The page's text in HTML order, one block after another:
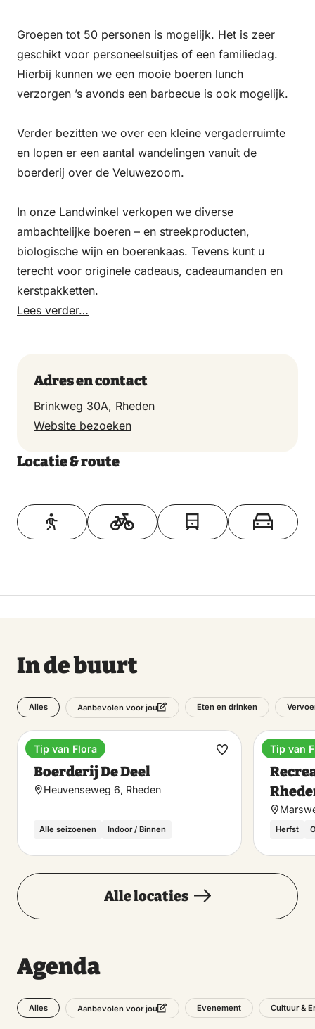
Groepen tot 50 personen is mogelijk. Het is zeer
geschikt voor personeelsuitjes of een familiedag.
Hierbij kunnen we een mooie boeren lunch
verzorgen ’s avonds een barbecue is ook mogelijk.
Verder bezitten we over een kleine vergaderruimte
en lopen er een aantal wandelingen vanuit de
boerderij over de Veluwezoom.
In onze Landwinkel verkopen we diverse
ambachtelijke boeren – en streekproducten,
biologische wijn en boerenkaas. Tevens kunt u
terecht voor originele cadeaus, cadeaumanden en
kerstpakketten.
Lees verder…
Adres en contact
Brinkweg 30A, Rheden
Website bezoeken
Locatie & route
Toon op kaart
In de buurt
Alles Aanbevolen voor jou Eten en drinken
Diner
Boerderij De Deel
Heuvenseweg 6, Rheden
Alle seizoenen Indoor / Binnen
Tip van Flora
Maak
Herfst
Tip van
Alle locaties
Agenda
Alles Aanbevolen voor jou Evenement Cultuur &